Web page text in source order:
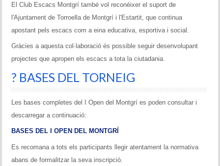
El Club Escacs Montgrí també vol reconèixer el suport de
l'Ajuntament de Torroella de Montgrí i l'Estartit, que continua
apostant pels escacs com a eina educativa, esportiva i social.
Gràcies a aquesta col·laboració és possible seguir desenvolupant
projectes que apropen els escacs a tota la ciutadania.
? BASES DEL TORNEIG
Les bases completes del I Open del Montgrí es poden consultar i
descarregar a continuació:
BASES DEL I OPEN DEL MONTGRÍ
Es recomana a tots els participants llegir atentament la normativa
abans de formalitzar la seva inscripció.